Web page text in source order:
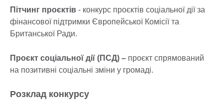
Пітчинг проєктів - конкурс проєктів соціальної дії за
фінансової підтримки Європейської Комісії та
Британської Ради.
Проєкт соціальної дії (ПСД) – проєкт спрямований
на позитивні соціальні зміни у громаді.
Розклад конкурсу